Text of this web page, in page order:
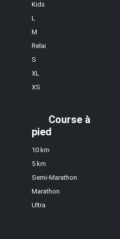
Kids
L
M
Relai
S
XL
XS
Course à
pied
10 km
5 km
Semi-Marathon
Marathon
Ultra